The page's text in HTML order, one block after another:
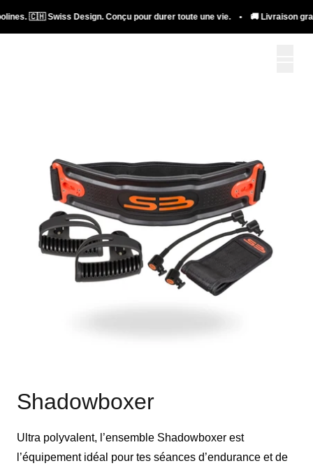
🇨🇭 Swiss Design. Conçu pour durer toute une vie. • 🚚 Livraison
Shadowboxer
Ultra polyvalent, l’ensemble Shadowboxer est
l’équipement idéal pour tes séances d’endurance et de